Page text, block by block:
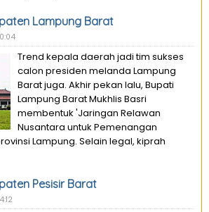
Lampung Barat
Trend kepala daerah jadi tim sukses
calon presiden melanda Lampung
Barat juga. Akhir pekan lalu, Bupati
Lampung Barat Mukhlis Basri
membentuk 'Jaringan Relawan
Nusantara untuk Pemenangan
Lampung. Selain legal, kiprah
Pesisir Barat